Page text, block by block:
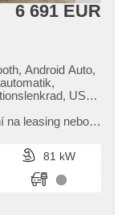
6 691 EUR
Android Auto,
USB,
na leasing nebo
81 kW